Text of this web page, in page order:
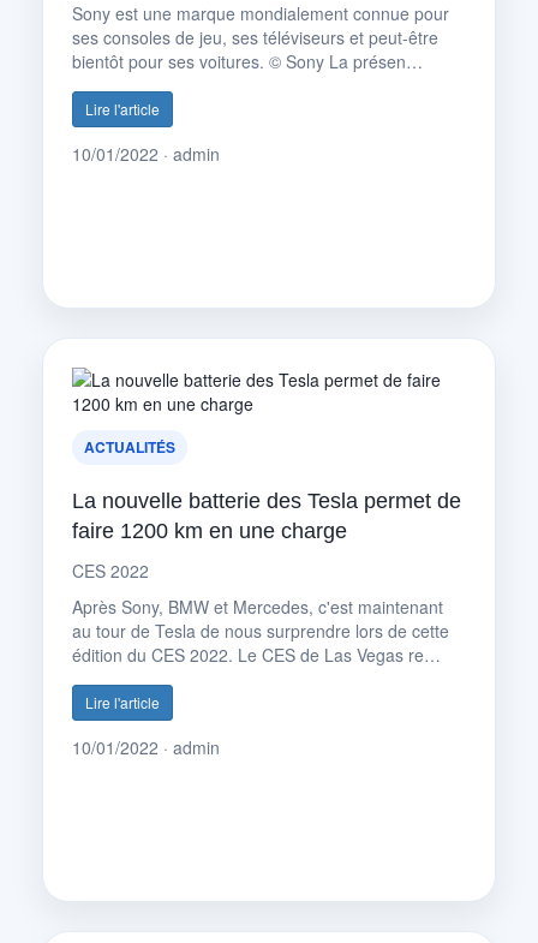
Sony est une marque mondialement connue pour
ses consoles de jeu, ses téléviseurs et peut-être
bientôt pour ses voitures. © Sony La présen…
Lire l'article
10/01/2022 · admin
ACTUALITÉS
La nouvelle batterie des Tesla permet de
faire 1200 km en une charge
CES 2022
Après Sony, BMW et Mercedes, c'est maintenant
au tour de Tesla de nous surprendre lors de cette
édition du CES 2022. Le CES de Las Vegas re…
Lire l'article
10/01/2022 · admin